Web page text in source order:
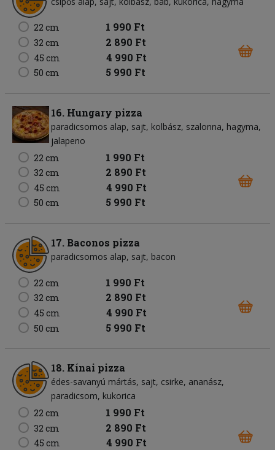
22 cm 1 990 Ft
32 cm 2 890 Ft
45 cm 4 990 Ft
50 cm 5 990 Ft
16. Hungary pizza
paradicsomos alap sajt kolbász szalonna hagyma
jalapeno
22 cm
1 990 Ft
32 cm 2 890 Ft
45 cm 4 990 Ft
50 cm 5 990 Ft
17. Baconos pizza
paradicsomos alap sajt bacon
22 cm 1 990 Ft
32 cm 2 890 Ft
45 cm 4 990 Ft
50 cm 5 990 Ft
18. Kínai pizza
édes-savanyú mártás sajt csirke ananász
paradicsom kukorica
22 cm
1 990 Ft
32 cm 2 890 Ft
45 cm 4 990 Ft